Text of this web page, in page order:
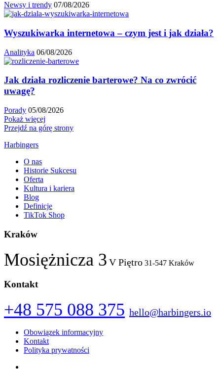
Newsy i trendy 07/08/2026
Wyszukiwarka internetowa – czym jest i jak działa?
Analityka 06/08/2026
Jak działa rozliczenie barterowe? Na co zwrócić
uwagę?
Porady 05/08/2026
Pokaż więcej
Przejdź na górę strony
Harbingers
O nas
Historie Sukcesu
Oferta
Kultura i kariera
Blog
Definicje
TikTok Shop
Kraków
Mosiężnicza 3 V Piętro 31-547 Kraków
Kontakt
+48 575 088 375 hello@harbingers.io
Obowiązek informacyjny
Kontakt
Polityka prywatności